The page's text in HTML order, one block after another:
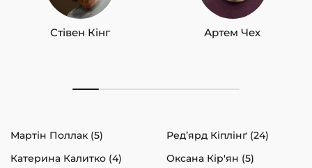
Стівен Кінг Артем Чех
Мартін Поллак (5)
Ред’ярд Кіплінґ (24)
Катерина Калитко (4)
Оксана Кір'ян (5)